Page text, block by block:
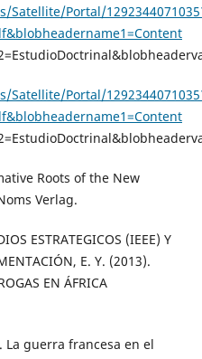
Portal/
Portal/
Roots of the New
Verlag.
ESTRATEGICOS (IEEE) Y
E. Y. (2013).
EN ÁFRICA
La guerra francesa en el